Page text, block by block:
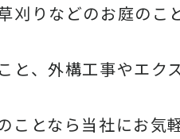
刈りなどのお庭のこ
と、外構工事やエク
ことなら当社にお気